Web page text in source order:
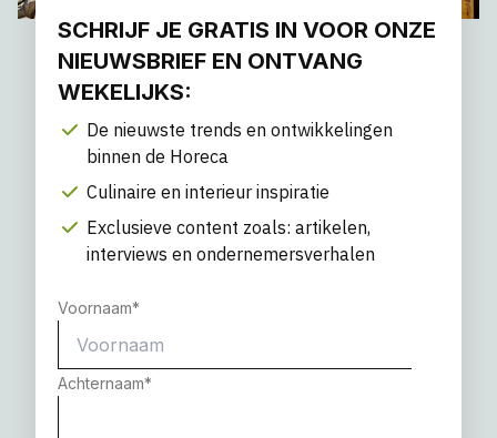
SCHRIJF JE GRATIS IN VOOR ONZE
NIEUWSBRIEF EN ONTVANG
WEKELIJKS:
De nieuwste trends en ontwikkelingen
binnen de Horeca
Culinaire en interieur inspiratie
Exclusieve content zoals: artikelen,
interviews en ondernemersverhalen
Voornaam*
Achternaam*